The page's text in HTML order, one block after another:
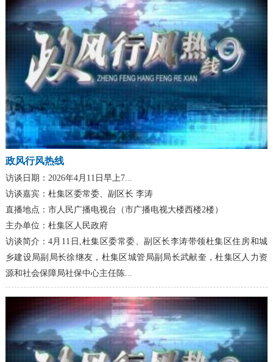
政风行风热线
访谈日期： 2026年4月11日早上7...
访谈嘉宾： 杜集区委常委、副区长 李涛
直播地点： 市人民广播电视台（市广播电视大楼西楼2楼）
主办单位： 杜集区人民政府
访谈简介： 4月11日,杜集区委常委、副区长李涛带领杜集区住房和城
乡建设局副局长徐继友，杜集区城管局副局长武献奎，杜集区人力资
源和社会保障局社保中心主任陈...